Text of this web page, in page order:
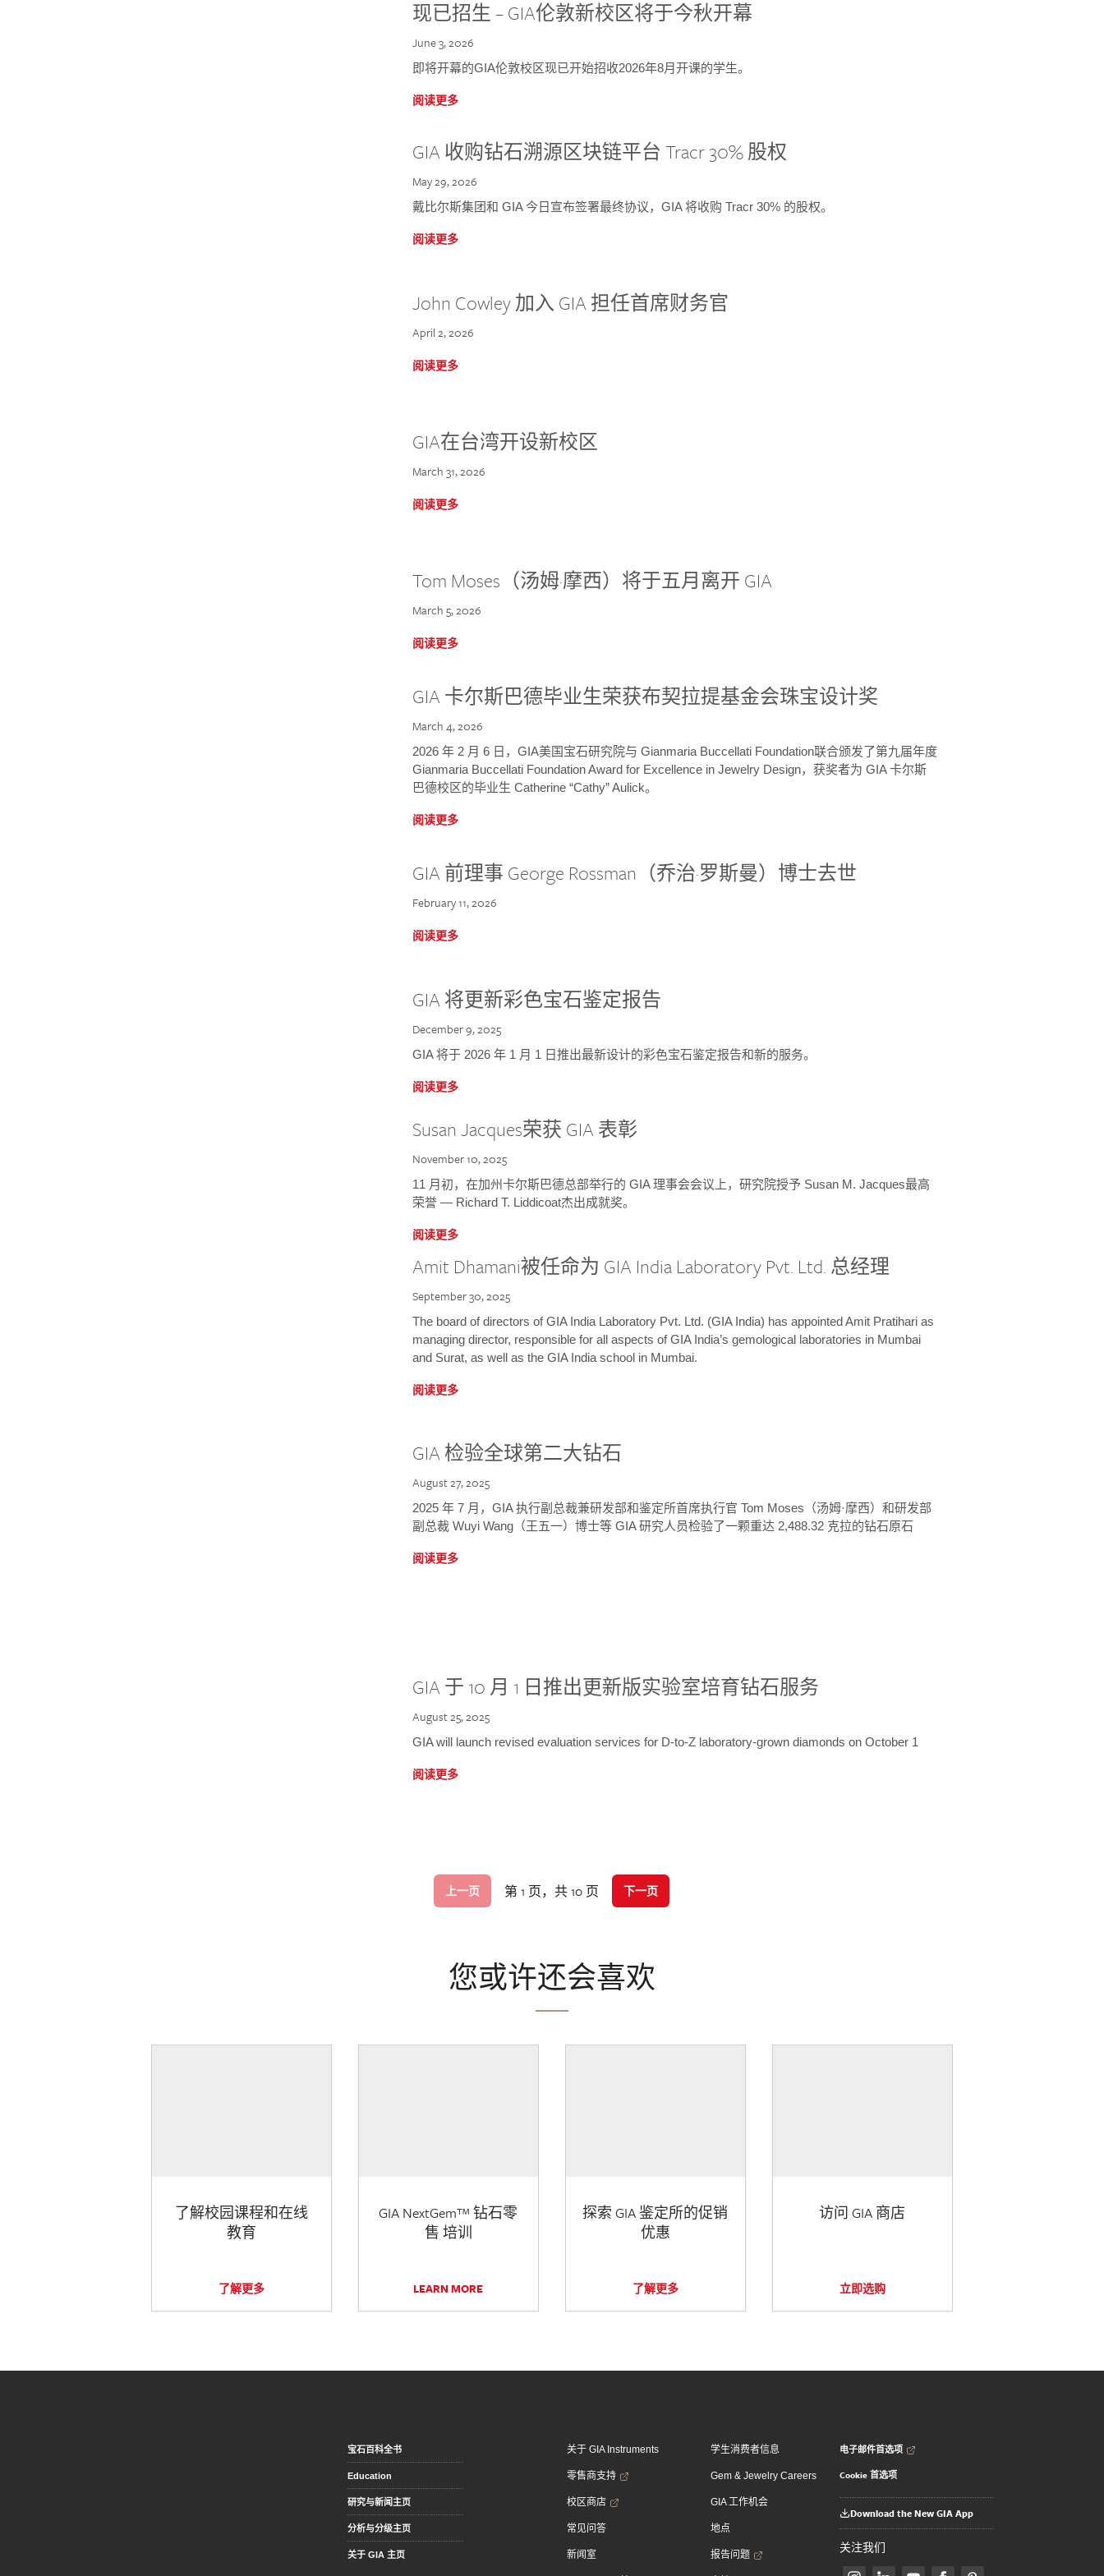
现已招生 – GIA伦敦新校区将于今秋开幕
June 3, 2026
即将开幕的GIA伦敦校区现已开始招收2026年8月开课的学生。
阅读更多
GIA 收购钻石溯源区块链平台 Tracr 30% 股权
May 29, 2026
戴比尔斯集团和 GIA 今日宣布签署最终协议，GIA 将收购 Tracr 30% 的股权。
阅读更多
John Cowley 加入 GIA 担任首席财务官
April 2, 2026
阅读更多
GIA在台湾开设新校区
March 31, 2026
阅读更多
Tom Moses（汤姆·摩西）将于五月离开 GIA
March 5, 2026
阅读更多
GIA 卡尔斯巴德毕业生荣获布契拉提基金会珠宝设计奖
March 4, 2026
2026 年 2 月 6 日，GIA美国宝石研究院与 Gianmaria Buccellati Foundation联合颁发了第九届年度
Gianmaria Buccellati Foundation Award for Excellence in Jewelry Design，获奖者为 GIA 卡尔斯
巴德校区的毕业生 Catherine “Cathy” Aulick。
阅读更多
GIA 前理事 George Rossman（乔治·罗斯曼）博士去世
February 11, 2026
阅读更多
GIA 将更新彩色宝石鉴定报告
December 9, 2025
GIA 将于 2026 年 1 月 1 日推出最新设计的彩色宝石鉴定报告和新的服务。
阅读更多
Susan Jacques荣获 GIA 表彰
November 10, 2025
11 月初，在加州卡尔斯巴德总部举行的 GIA 理事会会议上，研究院授予 Susan M. Jacques最高
荣誉 — Richard T. Liddicoat杰出成就奖。
阅读更多
Amit Dhamani被任命为 GIA India Laboratory Pvt. Ltd. 总经理
September 30, 2025
The board of directors of GIA India Laboratory Pvt. Ltd. (GIA India) has appointed Amit Pratihari as
managing director, responsible for all aspects of GIA India’s gemological laboratories in Mumbai
and Surat, as well as the GIA India school in Mumbai.
阅读更多
GIA 检验全球第二大钻石
August 27, 2025
2025 年 7 月，GIA 执行副总裁兼研发部和鉴定所首席执行官 Tom Moses（汤姆·摩西）和研发部
副总裁 Wuyi Wang（王五一）博士等 GIA 研究人员检验了一颗重达 2,488.32 克拉的钻石原石
阅读更多
GIA 于 10 月 1 日推出更新版实验室培育钻石服务
August 25, 2025
GIA will launch revised evaluation services for D-to-Z laboratory-grown diamonds on October 1
阅读更多
上一页 第 1 页，共 10 页 下一页
您或许还会喜欢
了解校园课程和在线
教育
了解更多
GIA NextGem™ 钻石零
售 培训
LEARN MORE
探索 GIA 鉴定所的促销
优惠
了解更多
访问 GIA 商店
立即选购
宝石百科全书
Education
研究与新闻主页
分析与分级主页
关于 GIA 主页
关于 GIA Instruments
零售商支持
校区商店
常见问答
新闻室
学生消费者信息
Gem & Jewelry Careers
GIA 工作机会
地点
报告问题
电子邮件首选项
Cookie 首选项
Download the New GIA App
关注我们